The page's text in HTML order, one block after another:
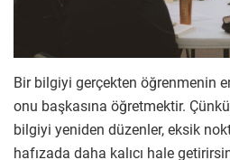
Bir bilgiyi gerçekten öğrenmenin
onu başkasına öğretmektir.
bilgiyi yeniden düzenler, eksik
hafızada daha kalıcı hale